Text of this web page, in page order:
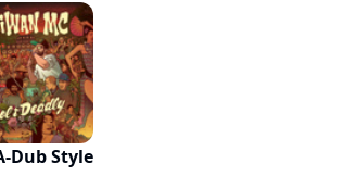
Dub Style